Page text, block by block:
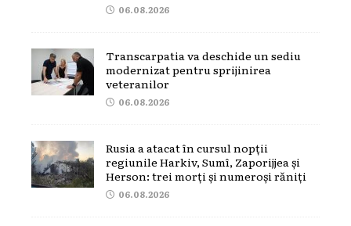
06.08.2026
Transcarpatia va deschide un sediu
modernizat pentru sprijinirea
veteranilor
06.08.2026
Rusia a atacat în cursul nopții
regiunile Harkiv, Sumî, Zaporijjea și
Herson: trei morți și numeroși răniți
06.08.2026